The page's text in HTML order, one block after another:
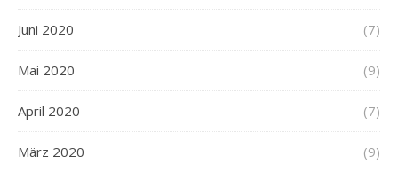
Juni 2020 (7)
Mai 2020 (9)
April 2020 (7)
März 2020 (9)